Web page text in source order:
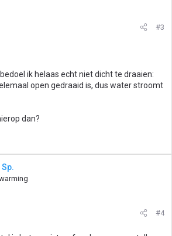
#3
ik helaas echt niet dicht te draaien:
open gedraaid is, dus water stroomt
dan?
#4